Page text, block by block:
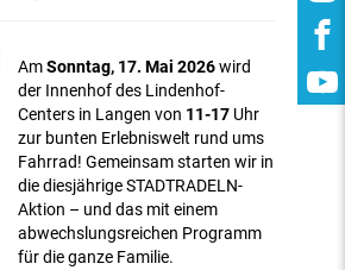
AmSonntag, 17. Mai 2026wird
der Innenhof des Lindenhof-
Centers in Langen von 11-17Uhr
zur bunten Erlebniswelt rund ums
Fahrrad! Gemeinsam starten wir in
die diesjährige STADTRADELN-
Aktion – und das mit einem
abwechslungsreichen Programm
für die ganze Familie.